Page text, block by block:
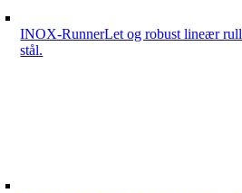
INOX-RunnerLet og robust lineær
stål.